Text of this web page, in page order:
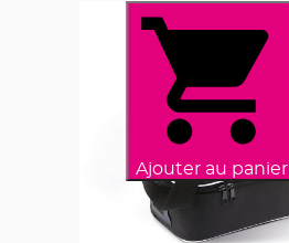
Ajouter au panier